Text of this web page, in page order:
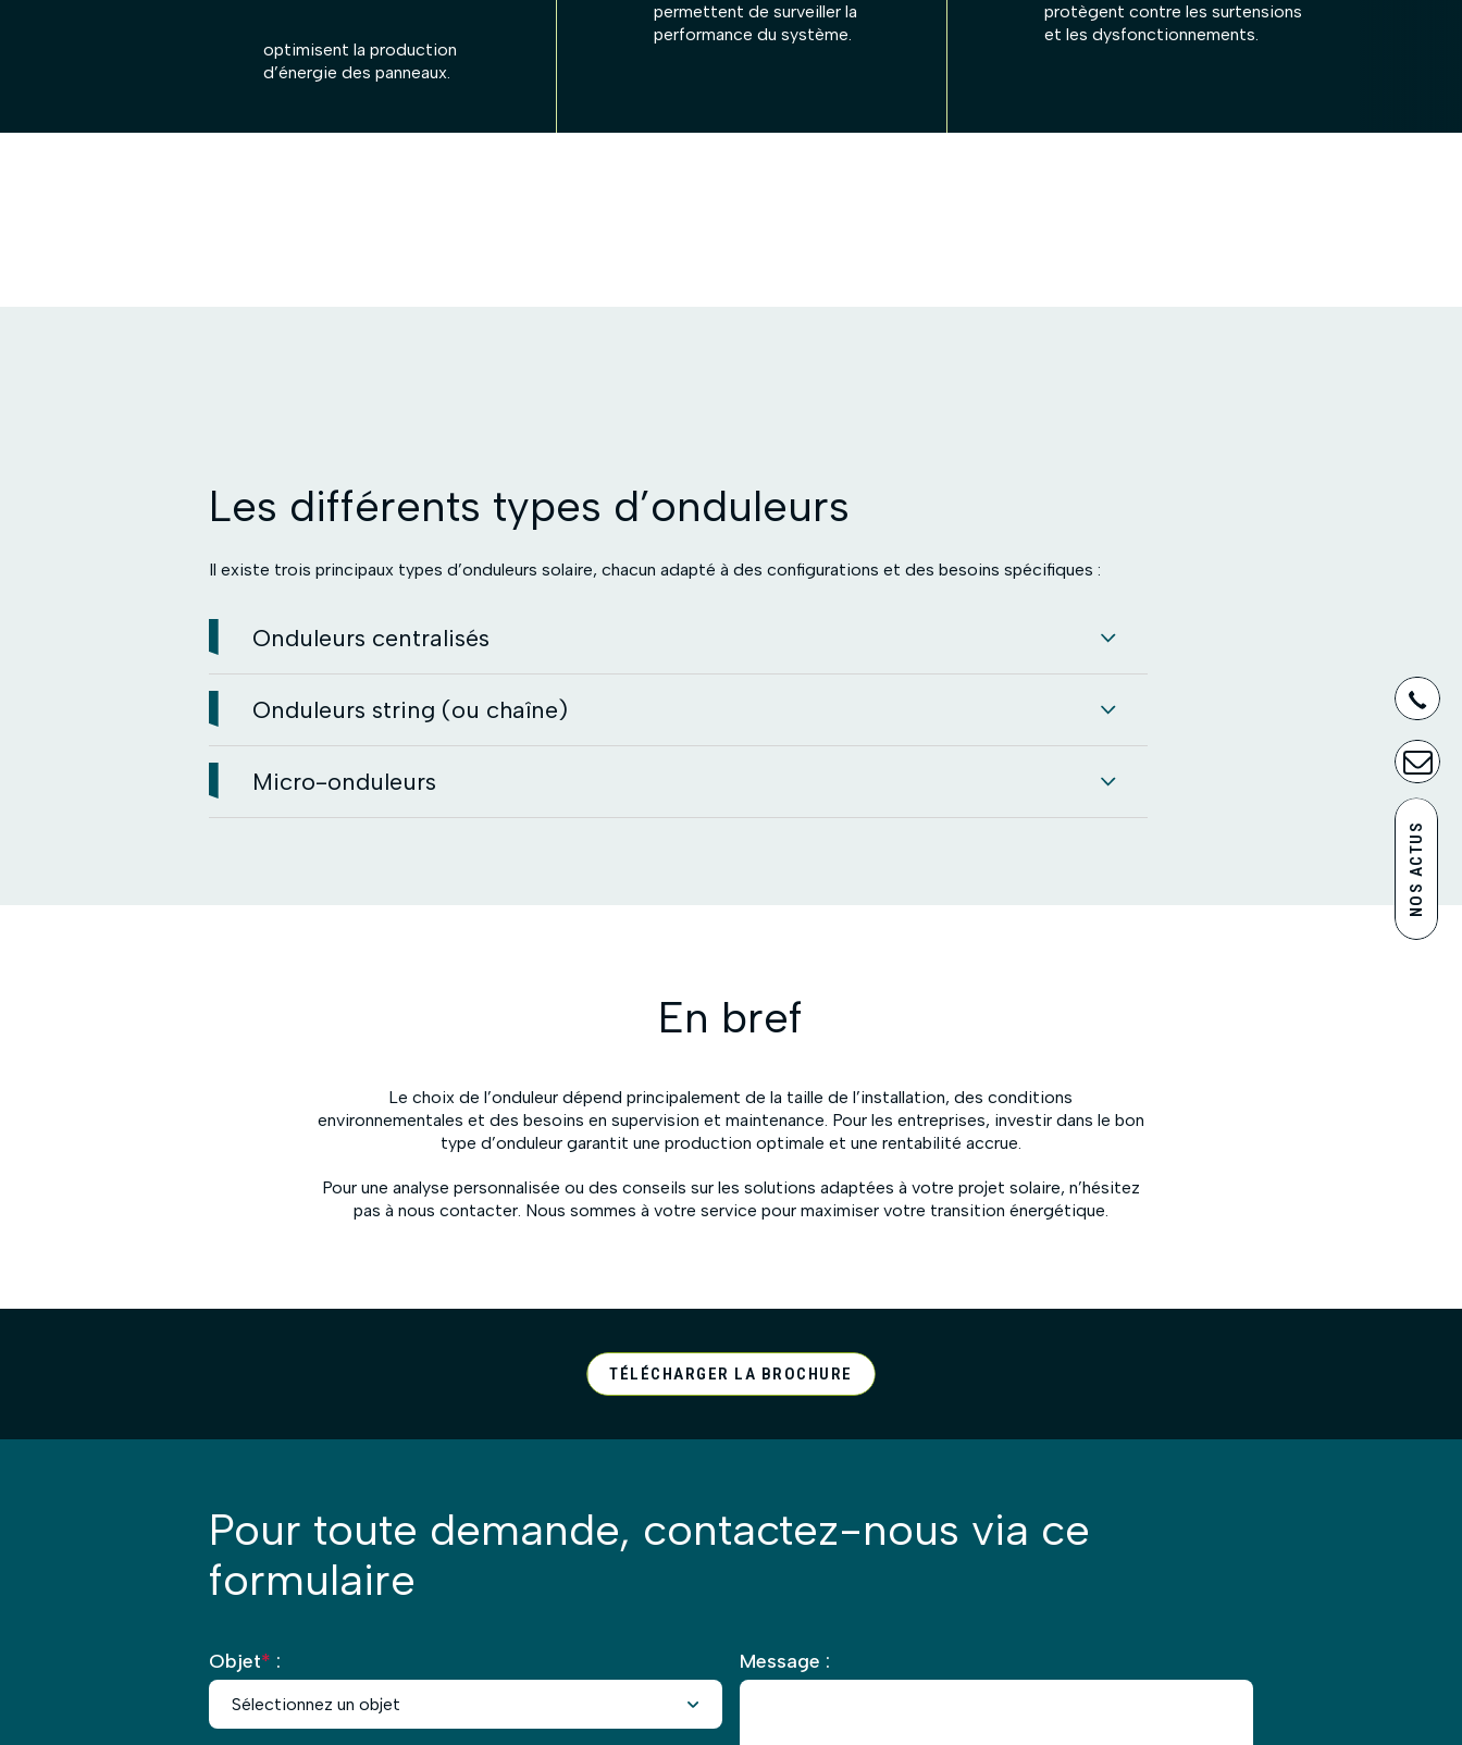
NOS ACTUS
optimisent la production
d’énergie des panneaux.
permettent de surveiller la
performance du système.
protègent contre les surtensions
et les dysfonctionnements.
Les différents types d’onduleurs
Il existe trois principaux types d’onduleurs solaire, chacun adapté à des configurations et des besoins spécifiques :
Onduleurs centralisés
Onduleurs string (ou chaîne)
Micro-onduleurs
En bref
Le choix de l’onduleur dépend principalement de la taille de l’installation, des conditions
environnementales et des besoins en supervision et maintenance. Pour les entreprises, investir dans le bon
type d’onduleur garantit une production optimale et une rentabilité accrue.
Pour une analyse personnalisée ou des conseils sur les solutions adaptées à votre projet solaire, n’hésitez
pas à nous contacter. Nous sommes à votre service pour maximiser votre transition énergétique.
TÉLÉCHARGER LA BROCHURE
Pour toute demande, contactez-nous via ce
formulaire
Objet* : Message :